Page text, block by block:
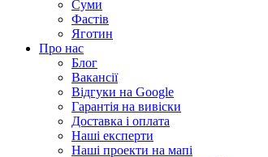
Суми
Фастів
Яготин
Про нас
Блог
Вакансії
Відгуки на Google
Гарантія на вивіски
Доставка і оплата
Наші експерти
Наші проекти на мапі